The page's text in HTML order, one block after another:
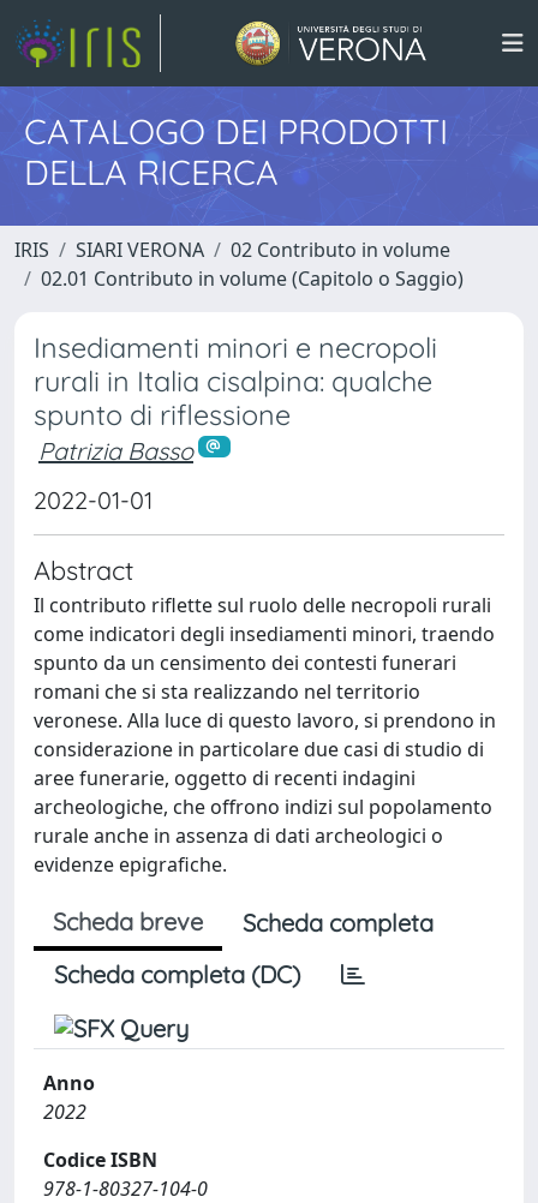
CATALOGO DEI PRODOTTI
DELLA RICERCA
IRIS SIARI VERONA
02 Contributo in volume
02.01 Contributo in volume (Capitolo o Saggio)
Insediamenti minori e necropoli
rurali in Italia cisalpina: qualche
spunto di riflessione
Patrizia Basso
2022-01-01
Abstract
Il contributo riflette sul ruolo delle necropoli rurali
come indicatori degli insediamenti minori, traendo
spunto da un censimento dei contesti funerari
romani che si sta realizzando nel territorio
veronese. Alla luce di questo lavoro, si prendono in
considerazione in particolare due casi di studio di
aree funerarie, oggetto di recenti indagini
archeologiche, che offrono indizi sul popolamento
rurale anche in assenza di dati archeologici o
evidenze epigrafiche.
Scheda breve
Scheda completa
Scheda completa (DC)
Anno
2022
Codice ISBN
978-1-80327-104-0